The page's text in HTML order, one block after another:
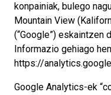
konpainiak, bulego
Mountain View
(“Google”) eskaintzen
Informazio gehiago
https://
Google Analytics-ek